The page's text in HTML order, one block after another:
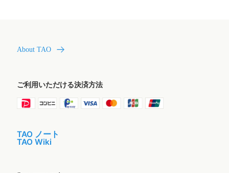
About TAO
ご利用いただける決済方法
TAO ノート
TAO Wiki